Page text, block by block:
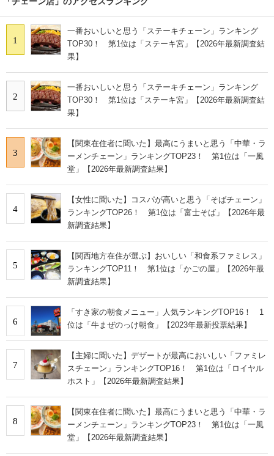
1
一番おいしいと思う「ステーキチェーン」ランキング
TOP30！ 第1位は「ステーキ宮」【2026年最新調査結
果】
2
一番おいしいと思う「ステーキチェーン」ランキング
TOP30！ 第1位は「ステーキ宮」【2026年最新調査結
果】
3
【関東在住者に聞いた】最高にうまいと思う「中華・ラ
ーメンチェーン」ランキングTOP23！ 第1位は「一風
堂」【2026年最新調査結果】
4
【女性に聞いた】コスパが高いと思う「そばチェーン」
ランキングTOP26！ 第1位は「富士そば」【2026年最
新調査結果】
5
【関西地方在住が選ぶ】おいしい「和食系ファミレス」
ランキングTOP11！ 第1位は「かごの屋」【2026年最
新調査結果】
6
「すき家の朝食メニュー」人気ランキングTOP16！ 1
位は「牛まぜのっけ朝食」【2023年最新投票結果】
7
【主婦に聞いた】デザートが最高においしい「ファミレ
スチェーン」ランキングTOP16！ 第1位は「ロイヤル
ホスト」【2026年最新調査結果】
8
【関東在住者に聞いた】最高にうまいと思う「中華・ラ
ーメンチェーン」ランキングTOP23！ 第1位は「一風
堂」【2026年最新調査結果】